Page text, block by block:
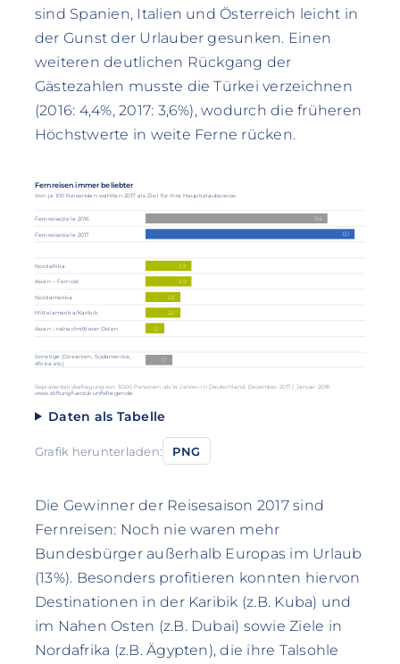
sind Spanien, Italien und Österreich leicht in
der Gunst der Urlauber gesunken. Einen
weiteren deutlichen Rückgang der
Gästezahlen musste die Türkei verzeichnen
(2016: 4,4%, 2017: 3,6%), wodurch die früheren
Höchstwerte in weite Ferne rücken.
Repräsentativbefragung von 3.000 Personen ab 14 Jahren in Deutschland, Dezember 2017 / Januar 2018
Fernreisen immer beliebter
Von je 100 Reisenden wählten 2017 als Ziel für ihre Haupturlaubsreise:
11,4
13,1
2,9
2,9
2,2
2,2
1,2
1,7
Fernreiseziele 2016
Fernreiseziele 2017
Nordafrika
Asien – Fernost
Nordamerika
Mittelamerika/Karibik
Asien - naher/mittlerer Osten
Sonstige (Ozeanien, Südamerika,
Afrika etc.)
www.stiftungfuerzukunftsfragen.de
Daten als Tabelle
Grafik herunterladen: PNG
Die Gewinner der Reisesaison 2017 sind
Fernreisen: Noch nie waren mehr
Bundesbürger außerhalb Europas im Urlaub
(13%). Besonders profitieren konnten hiervon
Destinationen in der Karibik (z.B. Kuba) und
im Nahen Osten (z.B. Dubai) sowie Ziele in
Nordafrika (z.B. Ägypten), die ihre Talsohle